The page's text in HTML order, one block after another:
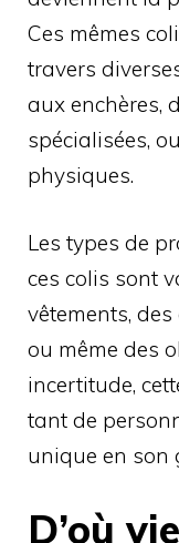
Ces mêmes
travers
aux enchères,
spécialisées,
physiques.
Les types de
ces colis sont
vêtements,
ou même des
incertitude,
tant de
unique en son
D’où